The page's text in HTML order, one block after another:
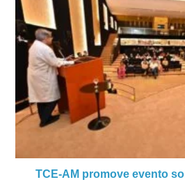
TCE-AM promove evento